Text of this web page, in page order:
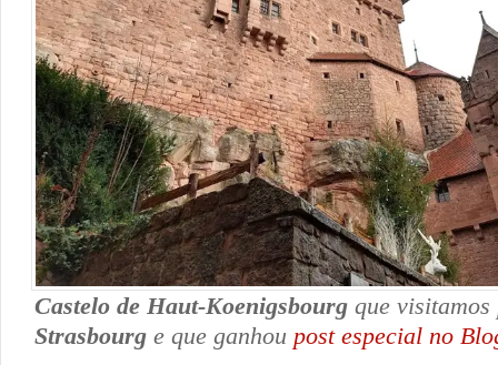
Castelo de Haut-Koenigsbourg que visitamos
Strasbourg e que ganhou post especial no